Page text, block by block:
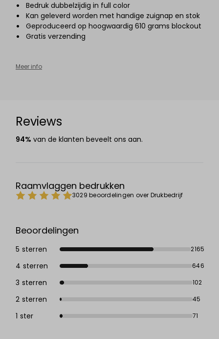
Bedruk dubbelzijdig in full color
Kan geleverd worden met handige zuignap en stok
Geproduceerd op hoogwaardig 610 grams blockout
Gratis verzending
Meer info
Reviews
94% van de klanten beveelt ons aan.
Raamvlaggen bedrukken
3029 beoordelingen over Drukbedrijf
Beoordelingen
5 sterren 2165
4 sterren 646
3 sterren 102
2 sterren 45
1 ster 71